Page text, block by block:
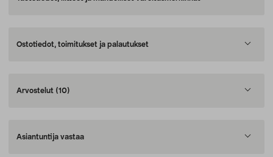
Ostotiedot, toimitukset ja palautukset
Arvostelut (10)
Asiantuntija vastaa